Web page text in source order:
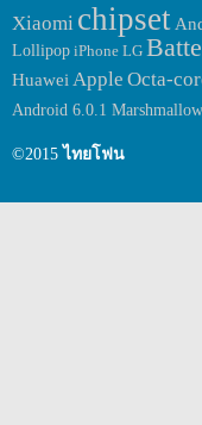
สำหรับข่าวคว
Samsung อย่
ทาง
เดือนสิงหาค
Xiaomi chipset
Lollipop iPhone LG
HuaweiApple Octa-
Android 6.0.1 Marshmallow
©2015 ไทยโฟน